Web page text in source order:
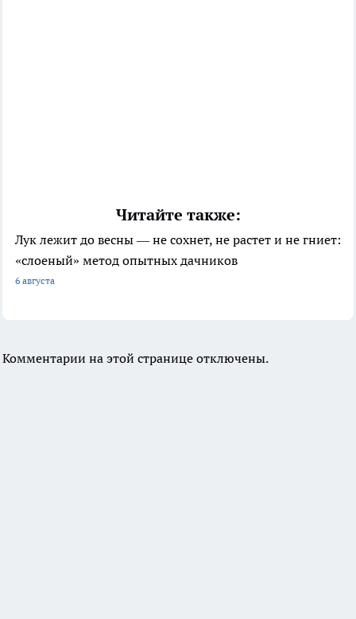
Читайте также:
Лук лежит до весны — не сохнет, не растет и не гниет:
«слоеный» метод опытных дачников
6 августа
Комментарии на этой странице отключены.